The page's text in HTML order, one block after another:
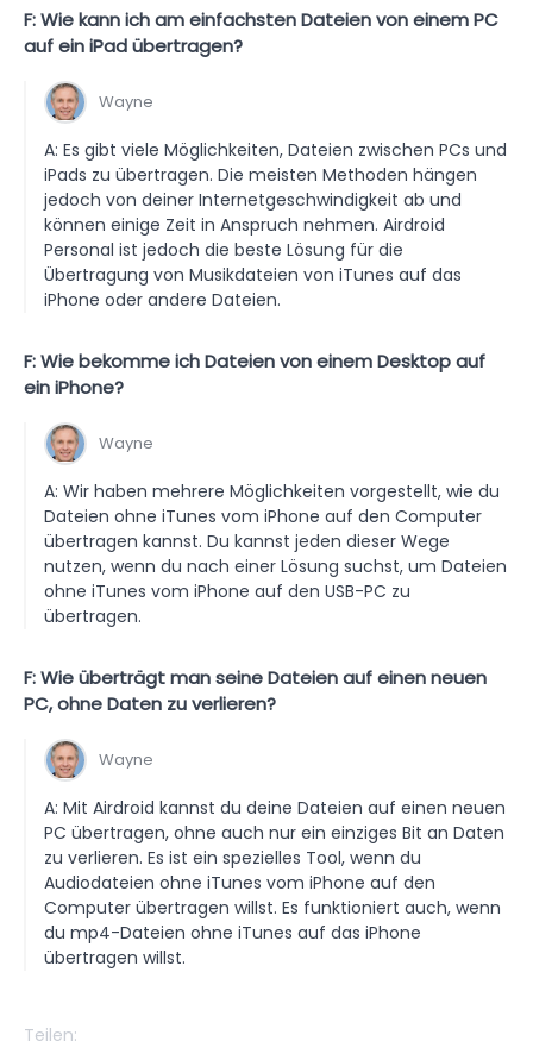
F: Wie kann ich am einfachsten Dateien von einem PC
auf ein iPad übertragen?
Wayne
A: Es gibt viele Möglichkeiten, Dateien zwischen PCs und
iPads zu übertragen. Die meisten Methoden hängen
jedoch von deiner Internetgeschwindigkeit ab und
können einige Zeit in Anspruch nehmen. Airdroid
Personal ist jedoch die beste Lösung für die
Übertragung von Musikdateien von iTunes auf das
iPhone oder andere Dateien.
F: Wie bekomme ich Dateien von einem Desktop auf
ein iPhone?
Wayne
A: Wir haben mehrere Möglichkeiten vorgestellt, wie du
Dateien ohne iTunes vom iPhone auf den Computer
übertragen kannst. Du kannst jeden dieser Wege
nutzen, wenn du nach einer Lösung suchst, um Dateien
ohne iTunes vom iPhone auf den USB-PC zu
übertragen.
F: Wie überträgt man seine Dateien auf einen neuen
PC, ohne Daten zu verlieren?
Wayne
A: Mit Airdroid kannst du deine Dateien auf einen neuen
PC übertragen, ohne auch nur ein einziges Bit an Daten
zu verlieren. Es ist ein spezielles Tool, wenn du
Audiodateien ohne iTunes vom iPhone auf den
Computer übertragen willst. Es funktioniert auch, wenn
du mp4-Dateien ohne iTunes auf das iPhone
übertragen willst.
Teilen: